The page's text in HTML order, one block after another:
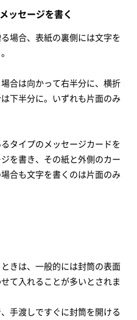
ッセージを書く
場合、表紙の裏側には文字を
合は向かって右半分に、横折
下半分に。いずれも片面のみ
タイプのメッセージカードを
を書き、その紙と外側のカー
合も文字を書くのは片面のみ
きは、一般的には封筒の表面
て入れることが多いとされま
手渡しですぐに封筒を開ける